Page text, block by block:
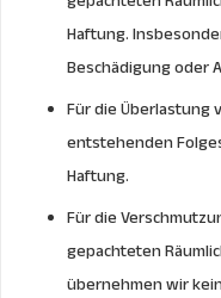
Haftung.
Beschädigung oder
Für die Überlastung
entstehenden
Haftung.
Für die
gepachteten
übernehmen wir